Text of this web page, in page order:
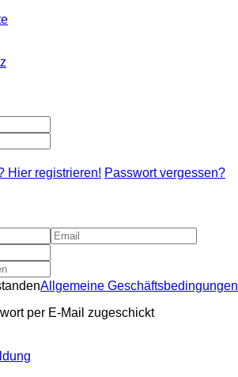
Hier registrieren! Passwort vergessen?
Allgemeine Geschäftsbedingungen
per E-Mail zugeschickt